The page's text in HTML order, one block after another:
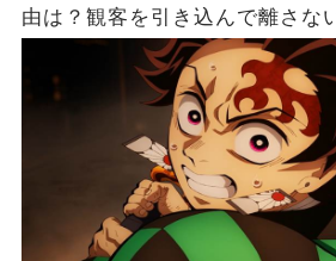
由は？観客を引き込んで離さな